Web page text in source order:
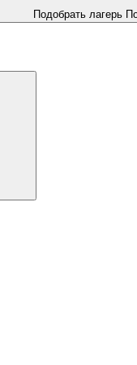
Подобрать лагерь